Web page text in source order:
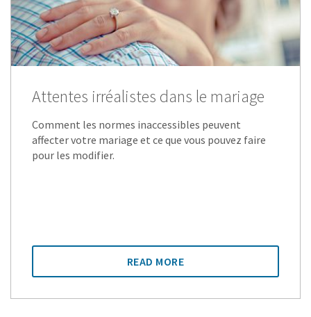
Attentes irréalistes dans le mariage
Comment les normes inaccessibles peuvent
affecter votre mariage et ce que vous pouvez faire
pour les modifier.
READ MORE